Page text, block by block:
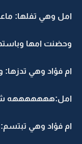
امل وهي تفلها:
وحضنت امها وباستها
ام فؤاد وهي تدزها:
امل:هههههههه
ام فؤاد وهي تبتسم: